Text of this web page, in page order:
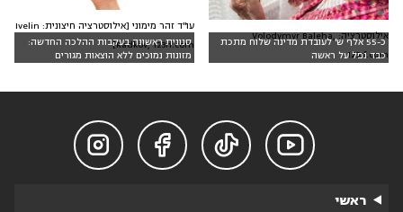
כ-55 אלף ש' לעובדת מדינה שלוח מתכת
כבד נפל על ראשה
אילוסטרציה: Volodymyr Baleha,
123rf.com
סנונית ראשונה בעקבות ההלכה החדשה:
מזונות נמוכים ללא הוצאות מגורים
עו"ד זהר מימוני [אילוסטרציה חיצונית: Ivelin
Radkov, 123rf.com]




ראשי